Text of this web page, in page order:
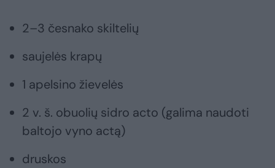
2–3 česnako skiltelių
saujelės krapų
1 apelsino žievelės
2 v. š. obuolių sidro acto (galima naudoti
baltojo vyno actą)
druskos